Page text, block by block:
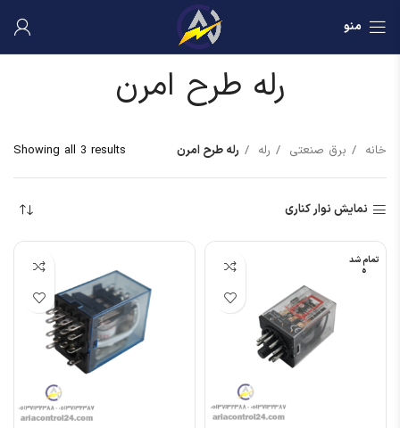
منو
رله طرح امرن
خانه برق صنعتی رله رله طرح امرن Showing all 3 results
نمایش نوار کناری
تمام شد
ه